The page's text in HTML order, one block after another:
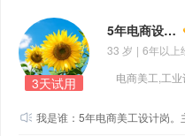
3天试用
5年电商设计-张晓
33 岁 | 6年以上
电商美工,工
我是谁：5年电商美工设计岗。主图，详情页，首页，活动图等制作一系列基本需求。 我能做什么：抓取对